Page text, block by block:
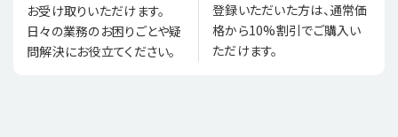
お受け取りいただけます。
日々の業務のお困りごとや疑
問解決にお役立てください。
登録いただいた方は、通常価
格から10%割引でご購入い
ただけます。